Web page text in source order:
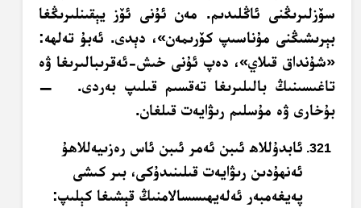
سۆزلىرىڭنى ئاڭلىدىم. مەن ئۇنى ئۆز يېقىنلىرىڭغا
بېرىشىڭنى مۇناسىپ كۆرىمەن»، دېدى. ئەبۇ تەلھە:
«شۇنداق قىلاي»، دەپ ئۇنى خىش-ئەقرىبالىرىغا ۋە
تاغىسىنىڭ بالىلىرىغا تەقسىم قىلىپ بەردى. —
بۇخارى ۋە مۇسلىم رىۋايەت قىلغان.
ئابدۇللاھ ئىبن ئەمر ئىبن ئاس رەزىيەللاھۇ
ئەنھۇدىن رىۋايەت قىلىنىدۇكى، بىر كىشى
پەيغەمبەر ئەلەيھىسسالامنىڭ قېشىغا كېلىپ: